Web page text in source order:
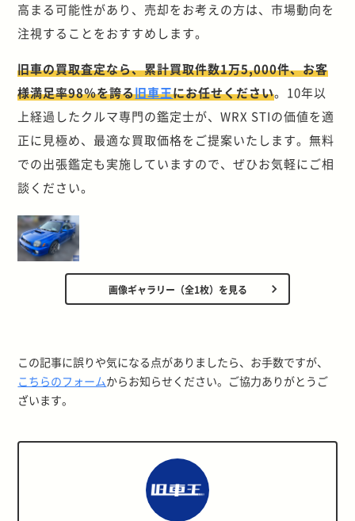
高まる可能性があり、売却をお考えの方は、市場動向を
注視することをおすすめします。
旧車の買取査定なら、累計買取件数1万5,000件、お客
様満足率98％を誇る旧車王にお任せください。10年以
上経過したクルマ専門の鑑定士が、WRX STIの価値を適
正に見極め、最適な買取価格をご提案いたします。無料
での出張鑑定も実施していますので、ぜひお気軽にご相
談ください。
画像ギャラリー（全1枚）を見る
この記事に誤りや気になる点がありましたら、お手数ですが、
こちらのフォームからお知らせください。ご協力ありがとうご
ざいます。